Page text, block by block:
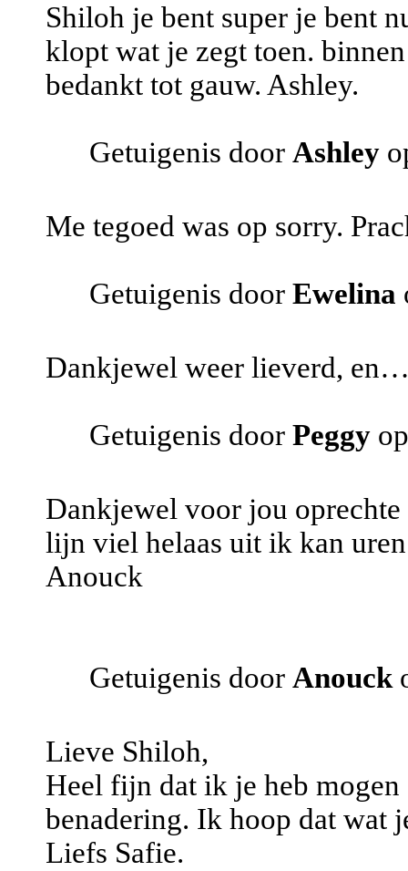
Shiloh je bent super je bent
klopt wat je zegt toen.
bedankt tot gauw. Ashley.
Getuigenis door Ashley
Me tegoed was op sorry.
Getuigenis door Ewelina
Dankjewel weer lieverd,
Getuigenis door Peggy
Dankjewel voor jou
lijn viel helaas uit ik kan
Anouck
Getuigenis door Anouck
Lieve Shiloh,
Heel fijn dat ik je heb
benadering. Ik hoop dat wat
Liefs Safie.